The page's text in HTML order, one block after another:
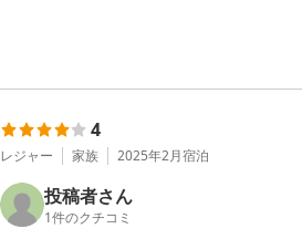
4
レジャー 家族 2025年2月宿泊
投稿者さん
1件のクチコミ